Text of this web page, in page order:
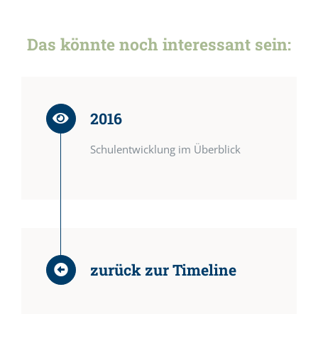
Das könnte noch interessant sein:
2016
Schulentwicklung im Überblick
zurück zur Timeline